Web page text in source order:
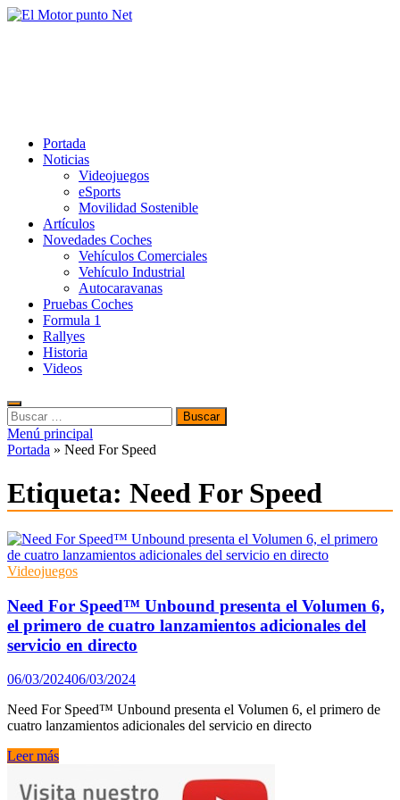
Saltar
Portada
Noticias
Videojuegos
eSports
Movilidad Sostenible
Artículos
Novedades Coches
Vehículos Comerciales
Vehículo Industrial
Autocaravanas
Pruebas Coches
Formula 1
Rallyes
Historia
Videos
Buscar:
Menú principal
Portada » Need For Speed
Etiqueta: Need For Speed
Videojuegos
Need For Speed™ Unbound presenta el Volumen 6,
el primero de cuatro lanzamientos adicionales del
servicio en directo
06/03/202406/03/2024
Need For Speed™ Unbound presenta el Volumen 6, el primero de
cuatro lanzamientos adicionales del servicio en directo
Need
Speed™
Leer más